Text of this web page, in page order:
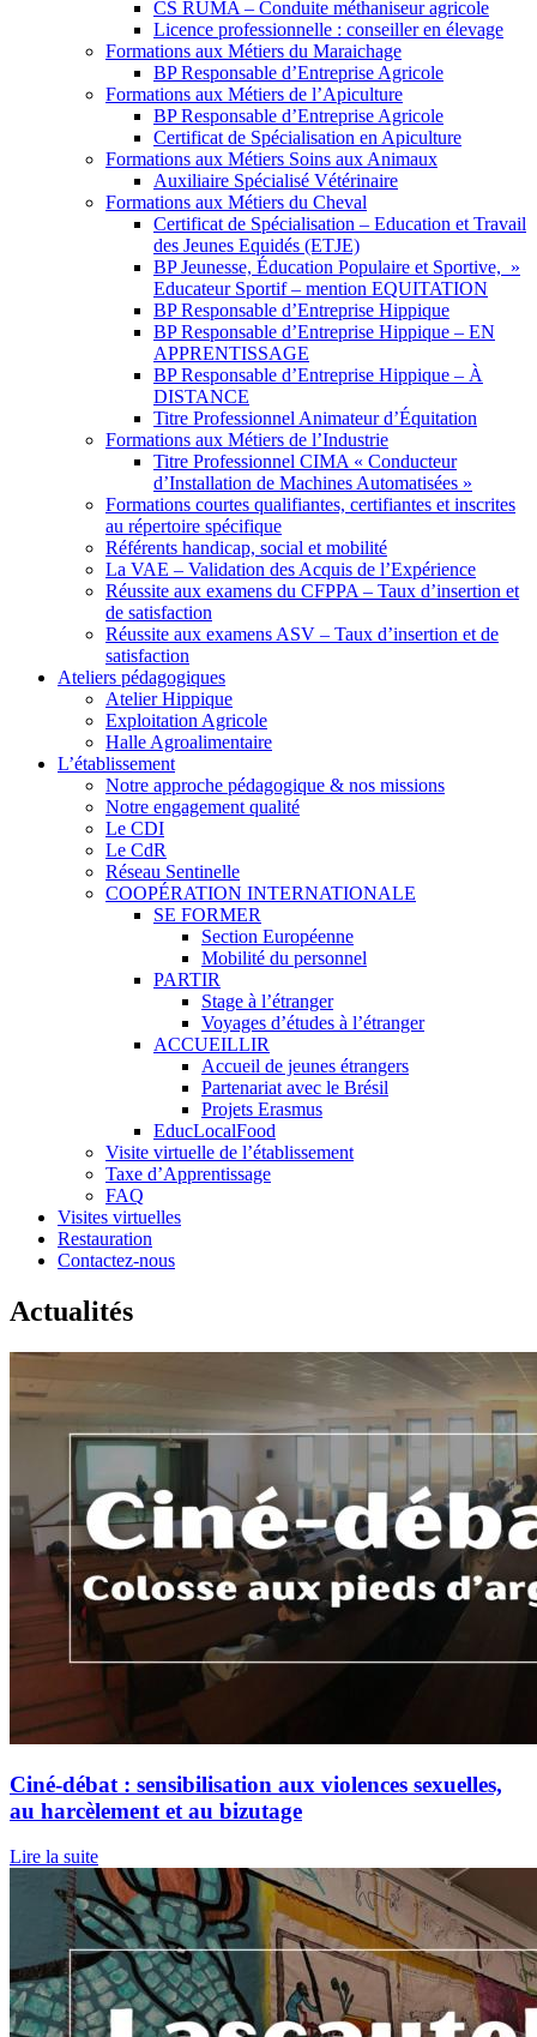
CS RUMA – Conduite méthaniseur agricole
Licence professionnelle : conseiller en élevage
Formations aux Métiers du Maraichage
BP Responsable d’Entreprise Agricole
Formations aux Métiers de l’Apiculture
BP Responsable d’Entreprise Agricole
Certificat de Spécialisation en Apiculture
Formations aux Métiers Soins aux Animaux
Auxiliaire Spécialisé Vétérinaire
Formations aux Métiers du Cheval
Certificat de Spécialisation – Education et Travail
des Jeunes Equidés (ETJE)
BP Jeunesse, Éducation Populaire et Sportive, »
Educateur Sportif – mention EQUITATION
BP Responsable d’Entreprise Hippique
BP Responsable d’Entreprise Hippique – EN
APPRENTISSAGE
BP Responsable d’Entreprise Hippique – À
DISTANCE
Titre Professionnel Animateur d’Équitation
Formations aux Métiers de l’Industrie
Titre Professionnel CIMA « Conducteur
d’Installation de Machines Automatisées »
Formations courtes qualifiantes, certifiantes et inscrites
au répertoire spécifique
Référents handicap, social et mobilité
La VAE – Validation des Acquis de l’Expérience
Réussite aux examens du CFPPA – Taux d’insertion et
de satisfaction
Réussite aux examens ASV – Taux d’insertion et de
satisfaction
Ateliers pédagogiques
Atelier Hippique
Exploitation Agricole
Halle Agroalimentaire
L’établissement
Notre approche pédagogique & nos missions
Notre engagement qualité
Le CDI
Le CdR
Réseau Sentinelle
COOPÉRATION INTERNATIONALE
SE FORMER
Section Européenne
Mobilité du personnel
PARTIR
Stage à l’étranger
Voyages d’études à l’étranger
ACCUEILLIR
Accueil de jeunes étrangers
Partenariat avec le Brésil
Projets Erasmus
EducLocalFood
Visite virtuelle de l’établissement
Taxe d’Apprentissage
FAQ
Visites virtuelles
Restauration
Contactez-nous
Actualités
Ciné-débat : sensibilisation aux violences sexuelles,
au harcèlement et au bizutage
Lire la suite